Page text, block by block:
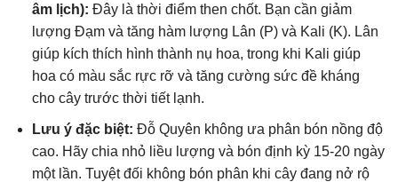
âm lịch): Đây là thời điểm then chốt. Bạn cần giảm
lượng Đạm và tăng hàm lượng Lân (P) và Kali (K). Lân
giúp kích thích hình thành nụ hoa, trong khi Kali giúp
hoa có màu sắc rực rỡ và tăng cường sức đề kháng
cho cây trước thời tiết lạnh.
Lưu ý đặc biệt: Đỗ Quyên không ưa phân bón nồng độ
cao. Hãy chia nhỏ liều lượng và bón định kỳ 15-20 ngày
một lần. Tuyệt đối không bón phân khi cây đang nở rộ